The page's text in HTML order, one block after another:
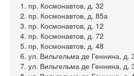
пр. Космонавтов, д. 32
пр. Космонавтов, д. 85а
пр. Космонавтов, д. 12
пр. Космонавтов, д. 72
пр. Космонавтов, д. 48
ул. Вильгельма де Геннина, д.
ул. Вильгельма де Геннина, д.